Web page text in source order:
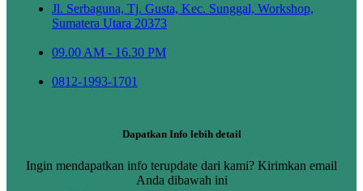
Jl. Serbaguna, Tj. Gusta, Kec. Sunggal, Workshop,
Sumatera Utara 20373
09.00 AM - 16.30 PM
0812-1993-1701
Dapatkan Info lebih detail
Ingin mendapatkan info terupdate dari kami? Kirimkan email
Anda dibawah ini